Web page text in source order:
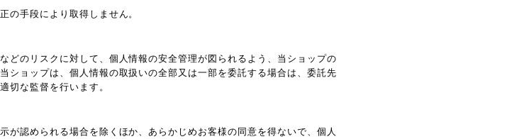
の手段により取得しません。
どのリスクに対して、個人情報の安全管理が図られるよう、当ショップの
ショップは、個人情報の取扱いの全部又は一部を委託する場合は、委託先
切な監督を行います。
が認められる場合を除くほか、あらかじめお客様の同意を得ないで、個人